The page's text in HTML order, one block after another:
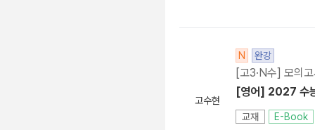
고수현
N 완강
[고3·N수] 모의
[영어] 2027 수
교재 E-Book